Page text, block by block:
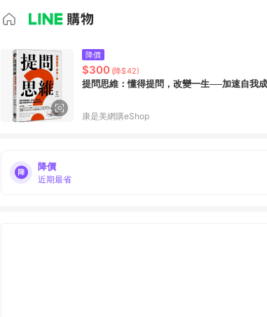
降價
$300 (降$42)
提問思維：懂得提問，改變一生──加速自我
康是美網購eShop
降價
近期最省